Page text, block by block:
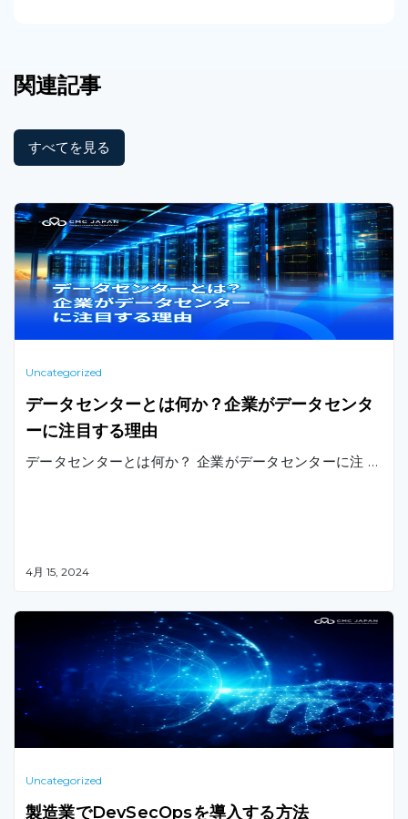
関連記事
すべてを見る
Uncategorized
データセンターとは何か？企業がデータセンタ
ーに注目する理由
データセンターとは何か？ 企業がデータセンターに注 …
4月 15, 2024
Uncategorized
製造業でDevSecOpsを導入する方法